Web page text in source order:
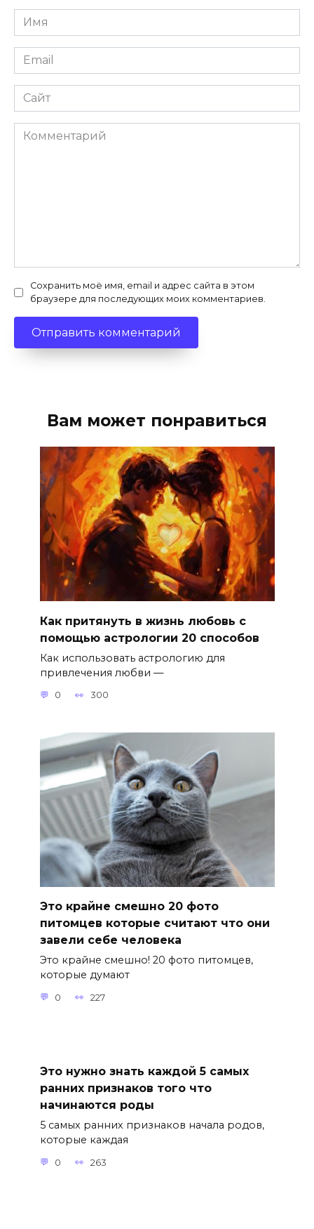
Имя
*
Email
*
Сайт
Комментарий
Сохранить моё имя, email и адрес сайта в этом
браузере для последующих моих комментариев.
Вам может понравиться
Как притянуть в жизнь любовь с
помощью астрологии 20 способов
Как использовать астрологию для
привлечения любви —
0 300
Это крайне смешно 20 фото
питомцев которые считают что они
завели себе человека
Это крайне смешно! 20 фото питомцев,
которые думают
0 227
Это нужно знать каждой 5 самых
ранних признаков того что
начинаются роды
5 самых ранних признаков начала родов,
которые каждая
0 263